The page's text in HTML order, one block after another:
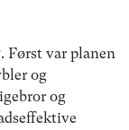
Først var planen
og
og